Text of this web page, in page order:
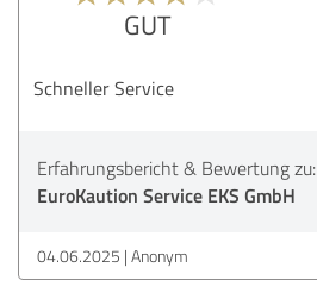
GUT
Schneller Service
Erfahrungsbericht & Bewertung zu:
EuroKaution Service EKS GmbH
04.06.2025 Anonym